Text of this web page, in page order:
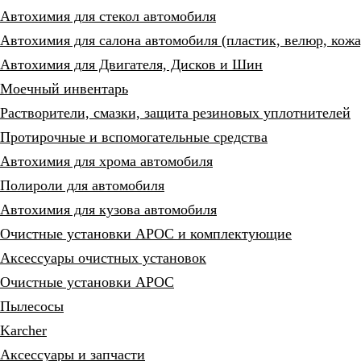
Автохимия для стекол автомобиля
Автохимия для салона автомобиля (пластик, велюр,
Автохимия для Двигателя, Дисков и Шин
Моечный инвентарь
Растворители, смазки, защита резиновых уплотнителей
Протирочные и вспомогательные средства
Автохимия для хрома автомобиля
Полироли для автомобиля
Автохимия для кузова автомобиля
Очистные установки АРОС и комплектующие
Аксессуары очистных установок
Очистные установки АРОС
Пылесосы
Karcher
Аксессуары и запчасти